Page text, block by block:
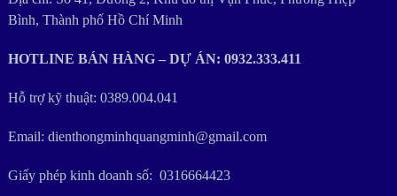
Bình, Thành phố Hồ Chí Minh
HOTLINE BÁN HÀNG – DỰ ÁN: 0932.333.411
Hỗ trợ kỹ thuật: 0389.004.041
Email: dienthongminhquangminh@gmail.com
Giấy phép kinh doanh số: 0316664423